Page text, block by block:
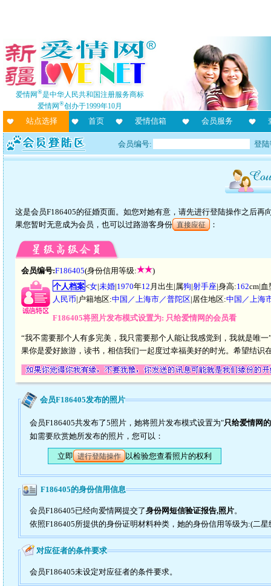
爱情网®是中华人民共和国注册服务商标
爱情网®创办于1999年10月
站点选择 首页 爱情信箱 会员服务
会员编号: 登
这是会员F186405的征婚页面。如您对她有意，请先进行登陆操作之后
果您暂时无意成为会员，也可以过路游客身份 直接应征 ：
会员编号:F186405(身份信用等级:
)
个人档案<女|未婚|1970年12 月出生|属狗|射手座|身高:162cm|血
人民币|户籍地区:中国／上海市／普陀区|居住地区:中国／上海
F186405将照片发布模式设置为: 只给爱情网的会员看
“我不需要那个人有多完美，我只需要那个人能让我感觉到，我就是唯
果你是爱好旅游，读书，相信我们一起度过幸福美好的时光。希望结识
会员F186405发布的照片
会员F186405共发布了5照片，她将照片发布模式设置为"只给爱情网
如需要欣赏她所发布的照片，您可以：
立即 进行登陆操作 以检验您查看照片的权利
F186405的身份信用信息
会员F186405已经向爱情网提交了身份网短信验证报告,照片。
依照F186405所提供的身份证明材料种类，她的身份信用等级为:(二星
对应征者的条件要求
会员F186405未设定对应征者的条件要求。